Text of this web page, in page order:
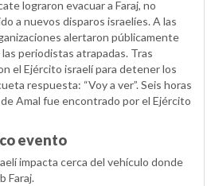
lograron evacuar a Faraj, no
a nuevos disparos israelíes. A las
alertaron públicamente
periodistas atrapadas. Tras
el Ejército israelí para detener los
respuesta: “Voy a ver”. Seis horas
Amal fue encontrado por el Ejército
evento
impacta cerca del vehículo donde
Faraj.